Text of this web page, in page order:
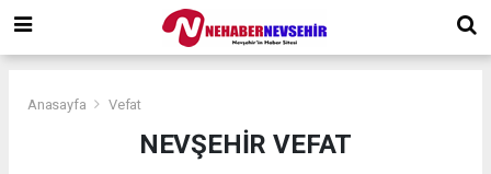
Anasayfa Vefat
NEVŞEHİR VEFAT